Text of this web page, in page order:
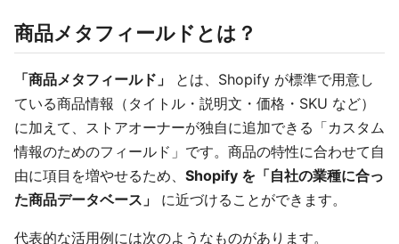
商品メタフィールドとは？
「商品メタフィールド」
とは、Shopify が標準で用意し
ている商品情報（タイトル・説明文・価格・SKU など）
に加えて、ストアオーナーが独自に追加できる「カスタム
情報のためのフィールド」です。商品の特性に合わせて自
由に項目を増やせるため、 Shopify を「自社の業種に合っ
た商品データベース」
に近づけることができます。
代表的な活用例には次のようなものがあります。